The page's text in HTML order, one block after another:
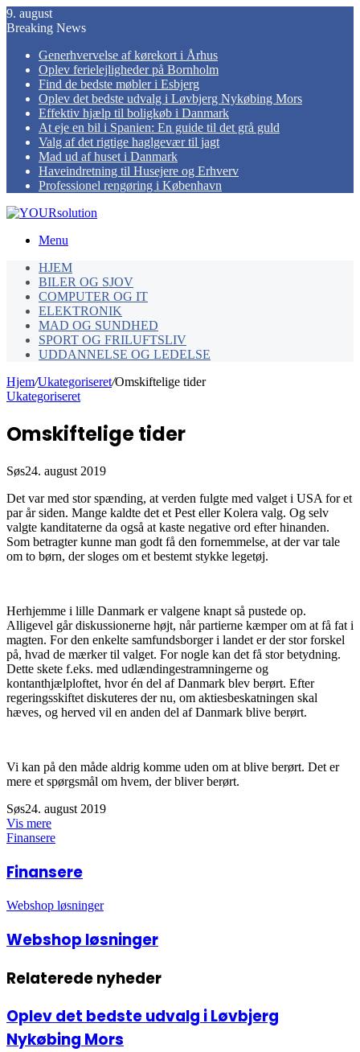
9. august
Breaking News
Generhvervelse af kørekort i Århus
Oplev ferielejligheder på Bornholm
Find de bedste møbler i Esbjerg
Oplev det bedste udvalg i Løvbjerg Nykøbing Mors
Effektiv hjælp til boligkøb i Danmark
At eje en bil i Spanien: En guide til det grå guld
Valg af det rigtige haglgevær til jagt
Mad ud af huset i Danmark
Haveindretning til Husejere og Erhverv
Professionel rengøring i København
Menu
HJEM
BILER OG SJOV
COMPUTER OG IT
ELEKTRONIK
MAD OG SUNDHED
SPORT OG FRILUFTSLIV
UDDANNELSE OG LEDELSE
Hjem/Ukategoriseret/Omskiftelige tider
Ukategoriseret
Omskiftelige tider
Søs24. august 2019
Det var med stor spænding, at verden fulgte med valget i USA for et
par år siden. Mange kaldte det et Pest eller Kolera valg. Og selv
valgte kanditaterne da også at kaste negative ord efter hinanden.
Som betragter kunne man godt få den fornemmelse, at der var tale
om to børn, der sloges om et bestemt stykke legetøj.
Herhjemme i lille Danmark er valgene knapt så pustede op.
Alligevel går diskussionerne højt, når partierne kæmper om at få fat i
magten. For den enkelte samfundsborger i landet er der stor forskel
på, hvad de mærker til valget. For nogle kan det få stor betydning.
Dette skete f.eks. med udlændingestramningerne og
kontanthjælploftet, hvor én del af Danmark blev berørt. Efter
regeringsskiftet diskuteres der nu, om aktiesbeskatningen skal
hæves, og herved vil en anden del af Danmark blive berørt.
Vi kan på den måde aldrig komme uden om at blive berørt. Det er
mere et spørgsmål om hvem, der bliver berørt.
Søs24. august 2019
Vis mere
Finansere
Finansere
Webshop løsninger
Webshop løsninger
Relaterede nyheder
Oplev det bedste udvalg i Løvbjerg
Nykøbing Mors